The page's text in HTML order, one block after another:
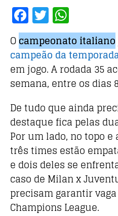
F
a
c
e
b
o
o
k
T
w
it
te
r
h
at
s
A
p
p
Ocampeonato italiano
campeão dat
em jogo. A rodada 35
semana, entre os dias
De tudo que ainda
destaque fica pelas
Por um lado, no topo
três times estão
e dois deles se
caso de Milan x
precisam garantir
Champions League.